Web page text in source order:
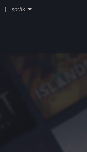
språk